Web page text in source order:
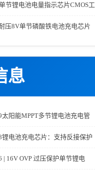
节锂电池电量指示芯片CMOS工
压8V单节磷酸铁电池充电芯片
息
阳能MPPT多节锂电池充电管
锂电池充电芯片：支持反接保护
| 16V OVP 过压保护单节锂电